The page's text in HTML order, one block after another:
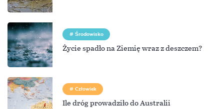
Środowisko
Życie spadło na Ziemię wraz z deszczem?
Człowiek
Ile dróg prowadziło do Australii